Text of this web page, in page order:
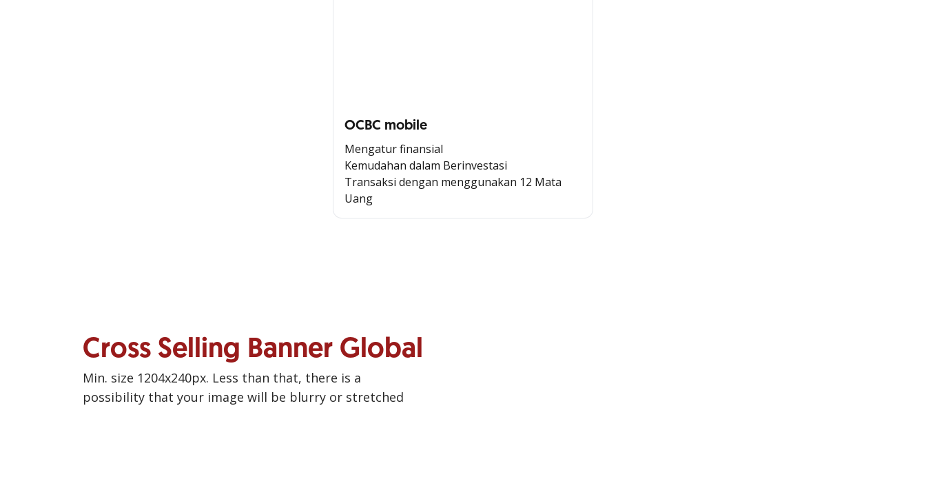
OCBC mobile
Mengatur finansial
Kemudahan dalam Berinvestasi
Transaksi dengan menggunakan 12 Mata
Uang
Cross Selling Banner Global
Min. size 1204x240px. Less than that, there is a
possibility that your image will be blurry or stretched